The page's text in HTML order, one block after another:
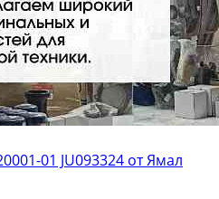
01 JU093324 от Ямал